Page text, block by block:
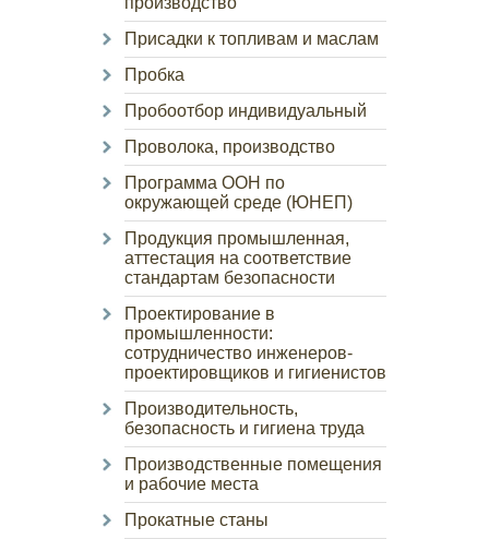
Присадки к топливам и маслам
Пробка
Пробоотбор индивидуальный
Проволока, производство
Программа ООН по
окружающей среде (ЮНЕП)
Продукция промышленная,
аттестация на соответствие
стандартам безопасности
Проектирование в
промышленности:
сотрудничество инженеров-
проектировщиков и гигиенистов
Производительность,
безопасность и гигиена труда
Производственные помещения
и рабочие места
Прокатные станы